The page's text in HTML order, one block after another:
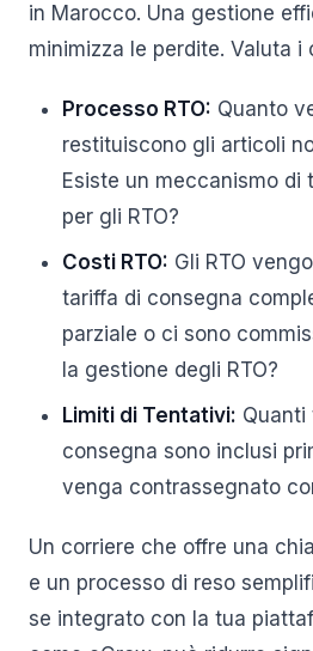
in Marocco. Una gestione
minimizza le perdite. Valuta i
Processo RTO: Quanto
restituiscono gli articoli
Esiste un meccanismo
per gli RTO?
Costi RTO: Gli RTO
tariffa di consegna
parziale o ci sono
la gestione degli RTO?
Limiti di Tentativi:
consegna sono inclusi
venga contrassegnato
Un corriere che offre una
e un processo di reso
se integrato con la tua